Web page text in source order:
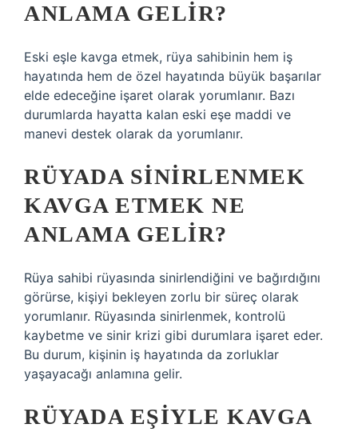
ANLAMA GELIR?
Eski eşle kavga etmek, rüya sahibinin hem iş
hayatında hem de özel hayatında büyük başarılar
elde edeceğine işaret olarak yorumlanır. Bazı
durumlarda hayatta kalan eski eşe maddi ve
manevi destek olarak da yorumlanır.
RÜYADA SINIRLENMEK
KAVGA ETMEK NE
ANLAMA GELIR?
Rüya sahibi rüyasında sinirlendiğini ve bağırdığını
görürse, kişiyi bekleyen zorlu bir süreç olarak
yorumlanır. Rüyasında sinirlenmek, kontrolü
kaybetme ve sinir krizi gibi durumlara işaret eder.
Bu durum, kişinin iş hayatında da zorluklar
yaşayacağı anlamına gelir.
RÜYADA EŞIYLE KAVGA